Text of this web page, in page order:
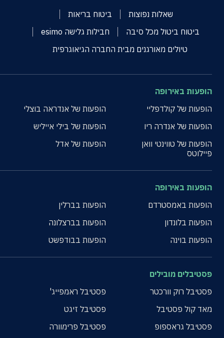
שאלות נפוצות
ביטוח בריאות
ביטוח ביטול מכל סיבה
חבילות גלישה esimo
טיולים מאורגנים מבית החברה הגיאוגרפית
הופעות באירופה
הופעות של קולדפליי
הופעות של אנדראה בוצלי
הופעות של אנדרה ריו
הופעות של בילי אייליש
הופעות של טווינטי וואן
פיילוטס
הופעות של אדל
הופעות באירופה
הופעות באמסטרדם
הופעות בברלין
הופעות בלונדון
הופעות בברצלונה
הופעות בוינה
הופעות בבודפשט
פסטיבלים מובילים
פסטיבל רוק וורכטר
פסטיבל ראמפייג'
מאד קול פסטיבל
פסטיבל זיגט
פסטיבל גראספופ
פסטיבל פרימוורה